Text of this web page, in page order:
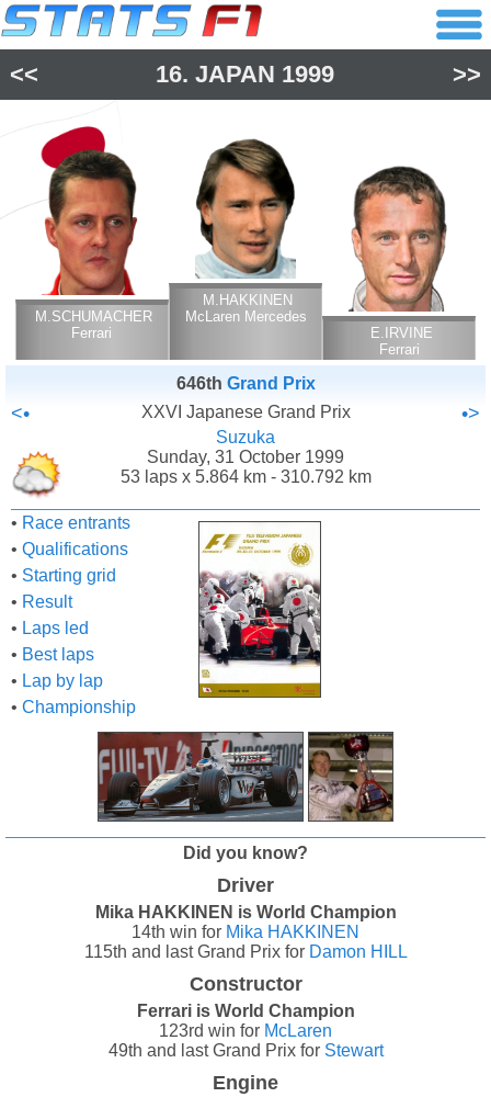
<< 16.JAPAN 1999 >>
M.SCHUMACHER
Ferrari
M.HAKKINEN
McLaren Mercedes
E.IRVINE
Ferrari
646th Grand Prix
<• XXVI Japanese Grand Prix •>
Suzuka
Sunday, 31 October 1999
53 laps x 5.864 km - 310.792 km
• Race entrants
• Qualifications
• Starting grid
• Result
• Laps led
• Best laps
• Lap by lap
• Championship
Did you know?
Driver
Mika HAKKINEN is World Champion
14th win for Mika HAKKINEN
115th and last Grand Prix for Damon HILL
Constructor
Ferrari is World Champion
123rd win for McLaren
49th and last Grand Prix for Stewart
Engine